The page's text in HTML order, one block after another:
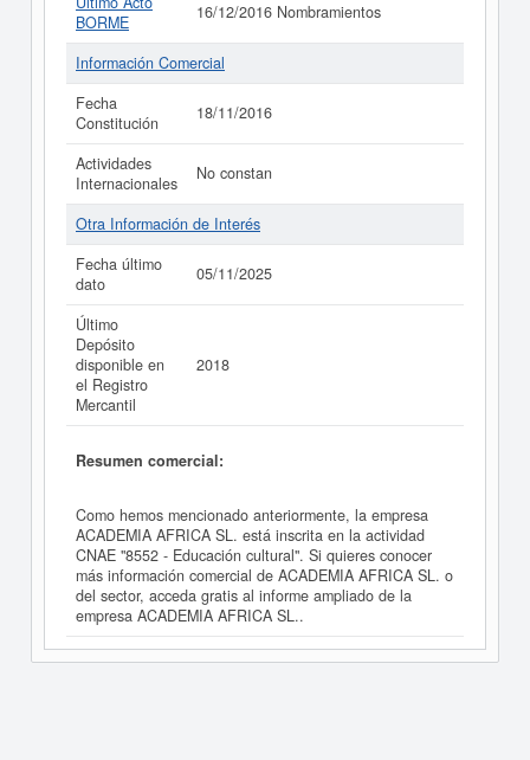
BORME
16/12/2016 Nombramientos
Información Comercial
Fecha
Constitución
18/11/2016
Actividades
Internacionales
No constan
Otra Información de Interés
Fecha último
dato
05/11/2025
Último
Depósito
disponible en
el Registro
Mercantil
2018
Resumen comercial:
Como hemos mencionado anteriormente, la empresa
ACADEMIA AFRICA SL. está inscrita en la actividad
CNAE "8552 - Educación cultural". Si quieres conocer
más información comercial de ACADEMIA AFRICA SL. o
del sector, acceda gratis al informe ampliado de la
empresa ACADEMIA AFRICA SL..